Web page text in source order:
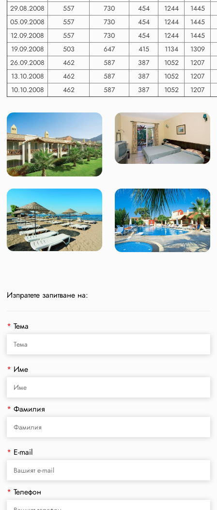
29.08.2008
557 730 454 1244 1445
05.09.2008
557 730 454 1244 1445
12.09.2008
557 730 454 1244 1445
19.09.2008
503 647 415 1134 1309
26.09.2008
462 587 387 1052 1207
13.10.2008
462 587 387 1052 1207
10.10.2008
462 587 387 1052 1207
Изпратете запитване на:
* Тема
* Име
* Фамилия
* E-mail
* Телефон